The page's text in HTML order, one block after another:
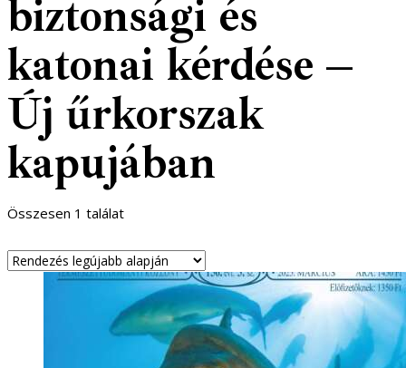
biztonsági és
katonai kérdése –
Új űrkorszak
kapujában
Összesen 1 találat